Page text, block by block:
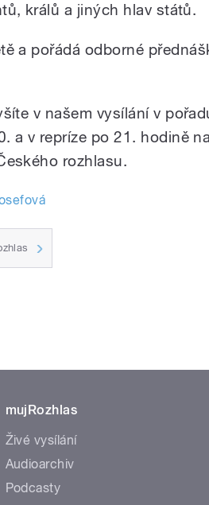
králů a jiných hlav států.
a pořádá odborné
v našem vysílání v
a v repríze po 21. hodině
rozhlasu.
mujRozhlas
Živé vysílání
Audioarchiv
Podcasty